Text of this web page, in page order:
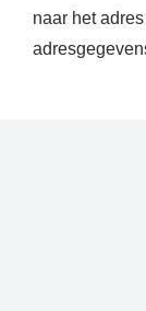
naar het